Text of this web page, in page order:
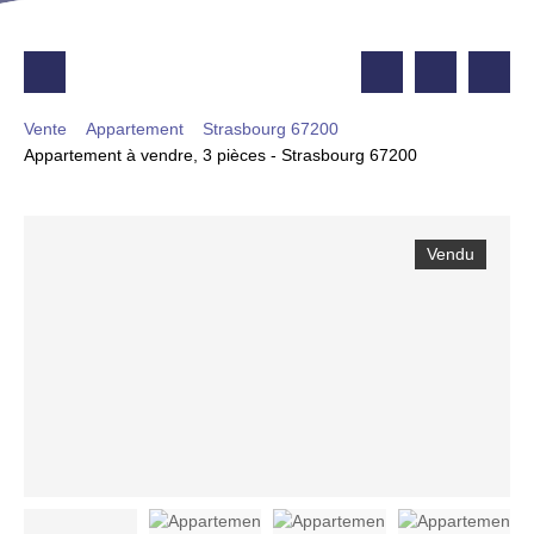
Vente Appartement
Strasbourg 67200
Appartement à vendre, 3 pièces - Strasbourg 67200
Vendu